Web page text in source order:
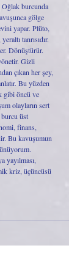
burcunda
gölge
yapar. Plüto,
tanrısıdır.
Dönüştürür.
Gizli
çıkan her şey,
Bu yüzden
gibi öncü ve
olayların sert
üst
finans,
Bu kavuşumun
yayılması,
kriz, üçüncüsü